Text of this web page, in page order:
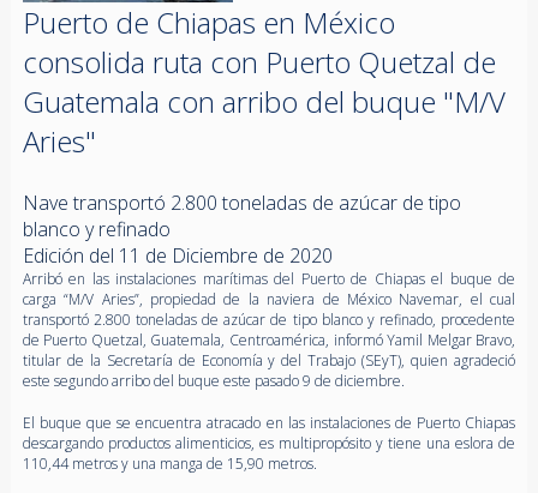
Puerto de Chiapas en México
consolida ruta con Puerto Quetzal de
Guatemala con arribo del buque "M/V
Aries"
Nave transportó 2.800 toneladas de azúcar de tipo
blanco y refinado
Edición del 11 de Diciembre de 2020
Arribó en las instalaciones marítimas del Puerto de Chiapas el buque de
carga “M/V Aries”, propiedad de la naviera de México Navemar, el cual
transportó 2.800 toneladas de azúcar de tipo blanco y refinado, procedente
de Puerto Quetzal, Guatemala, Centroamérica, informó Yamil Melgar Bravo,
titular de la Secretaría de Economía y del Trabajo (SEyT), quien agradeció
este segundo arribo del buque este pasado 9 de diciembre.
El buque que se encuentra atracado en las instalaciones de Puerto Chiapas
descargando productos alimenticios, es multipropósito y tiene una eslora de
110,44 metros y una manga de 15,90 metros.